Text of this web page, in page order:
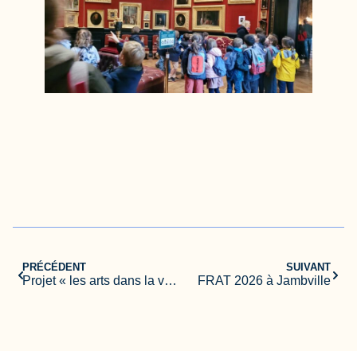
PRÉCÉDENT
Projet « les arts dans la ville » : l’Amérique
SUIVANT
FRAT 2026 à Jambville